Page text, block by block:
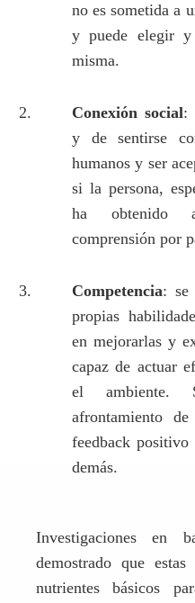
no es sometida a
y puede elegir
misma.
Conexión social:
y de sentirse
humanos y ser
si la persona,
ha obtenido
comprensión por
Competencia: se
propias
en mejorarlas y
capaz de actuar
el ambiente.
afrontamiento
feedback
demás.
Investigaciones en
demostrado que
nutrientes básicos